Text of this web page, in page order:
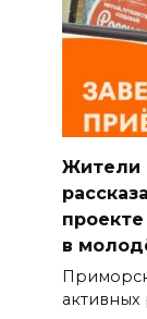
Жители
в